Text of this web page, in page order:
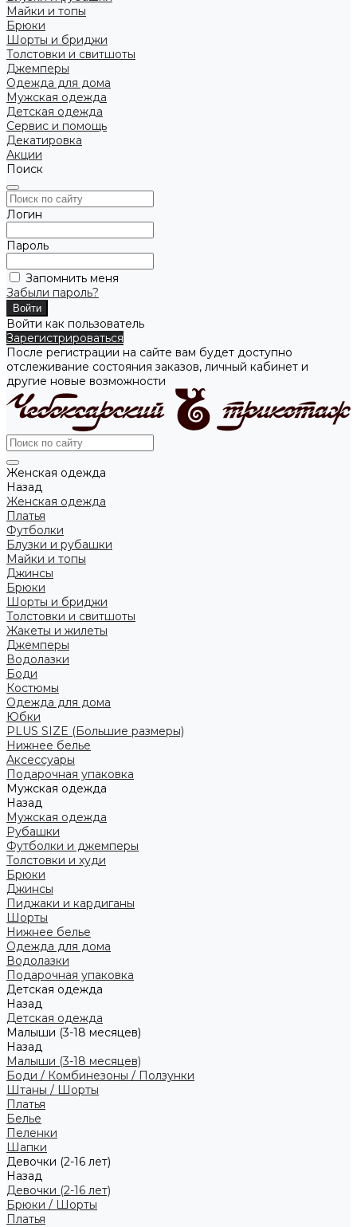
Майки и топы
Брюки
Шорты и бриджи
Толстовки и свитшоты
Джемперы
Одежда для дома
Мужская одежда
Детская одежда
Сервис и помощь
Декатировка
Акции
Поиск
Логин
Пароль
Запомнить меня
Забыли пароль?
Войти как пользователь
Зарегистрироваться
После регистрации на сайте вам будет доступно
отслеживание состояния заказов, личный кабинет и
другие новые возможности
Женская одежда
Назад
Женская одежда
Платья
Футболки
Блузки и рубашки
Майки и топы
Джинсы
Брюки
Шорты и бриджи
Толстовки и свитшоты
Жакеты и жилеты
Джемперы
Водолазки
Боди
Костюмы
Одежда для дома
Юбки
PLUS SIZE (Большие размеры)
Нижнее белье
Аксессуары
Подарочная упаковка
Мужская одежда
Назад
Мужская одежда
Рубашки
Футболки и джемперы
Толстовки и худи
Брюки
Джинсы
Пиджаки и кардиганы
Шорты
Нижнее белье
Одежда для дома
Водолазки
Подарочная упаковка
Детская одежда
Назад
Детская одежда
Малыши (3-18 месяцев)
Назад
Малыши (3-18 месяцев)
Боди / Комбинезоны / Ползунки
Штаны / Шорты
Платья
Белье
Пеленки
Шапки
Девочки (2-16 лет)
Назад
Девочки (2-16 лет)
Брюки / Шорты
Платья